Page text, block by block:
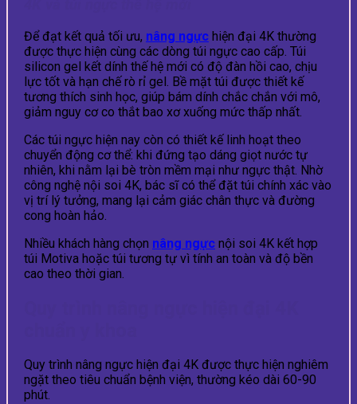
Để đạt kết quả tối ưu, nâng ngực hiện đại 4K thường
được thực hiện cùng các dòng túi ngực cao cấp. Túi
silicon gel kết dính thế hệ mới có độ đàn hồi cao, chịu
lực tốt và hạn chế rò rỉ gel. Bề mặt túi được thiết kế
tương thích sinh học, giúp bám dính chắc chắn với mô,
giảm nguy cơ co thắt bao xơ xuống mức thấp nhất.
Các túi ngực hiện nay còn có thiết kế linh hoạt theo
chuyển động cơ thể: khi đứng tạo dáng giọt nước tự
nhiên, khi nằm lại bè tròn mềm mại như ngực thật. Nhờ
công nghệ nội soi 4K, bác sĩ có thể đặt túi chính xác vào
vị trí lý tưởng, mang lại cảm giác chân thực và đường
cong hoàn hảo.
Nhiều khách hàng chọn nâng ngực nội soi 4K kết hợp
túi Motiva hoặc túi tương tự vì tính an toàn và độ bền
cao theo thời gian.
Quy trình nâng ngực hiện đại 4K được thực hiện nghiêm
ngặt theo tiêu chuẩn bệnh viện, thường kéo dài 60-90
phút.